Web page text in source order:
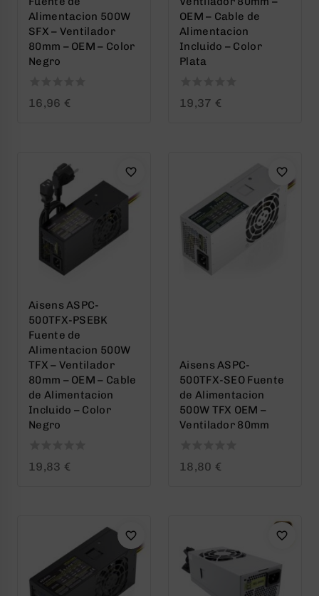
Alimentacion 500W
SFX – Ventilador
80mm – OEM – Color
Negro
016,96 €
OEM – Cable de
Alimentacion
Incluido – Color
Plata
019,37 €
Aisens ASPC-
500TFX-PSEBK
Fuente de
Alimentacion 500W
TFX – Ventilador
80mm – OEM – Cable
de Alimentacion
Incluido – Color
Negro
019,83 €
Aisens ASPC-
500TFX-SEO Fuente
de Alimentacion
500W TFX OEM –
Ventilador 80mm
018,80 €